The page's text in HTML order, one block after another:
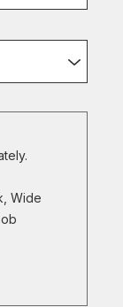
Wide